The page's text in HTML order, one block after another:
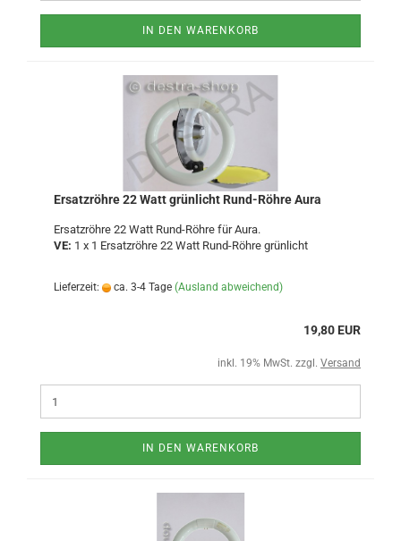
IN DEN WARENKORB
Ersatzröhre 22 Watt grünlicht Rund-Röhre Aura
Ersatzröhre 22 Watt Rund-Röhre für Aura.
VE: 1 x 1 Ersatzröhre 22 Watt Rund-Röhre grünlicht
Lieferzeit: ca. 3-4 Tage (Ausland abweichend)
19,80 EUR
inkl. 19% MwSt. zzgl. Versand
IN DEN WARENKORB